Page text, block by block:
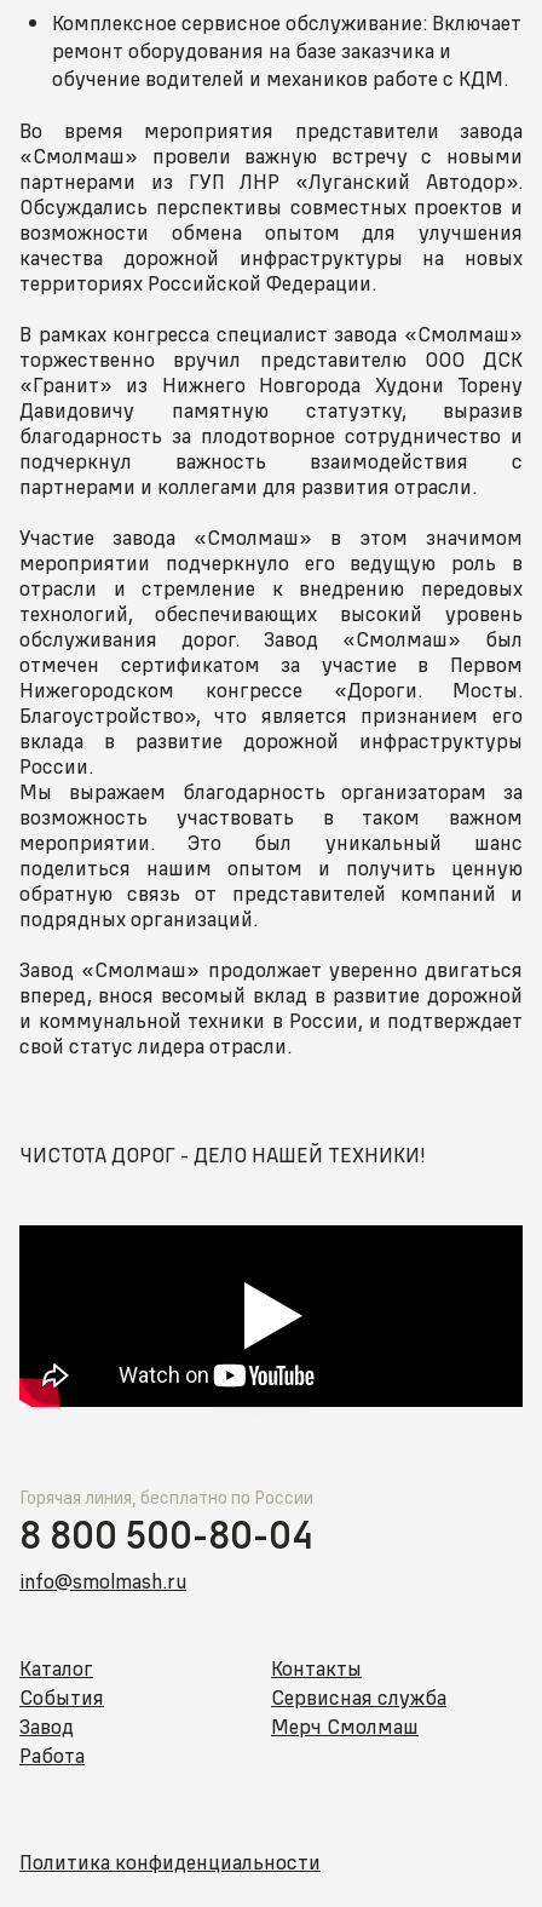
Комплексное сервисное обслуживание: Включает
ремонт оборудования на базе заказчика и
обучение водителей и механиков работе с КДМ.
Во время мероприятия представители завода
«Смолмаш» провели важную встречу с новыми
партнерами из ГУП ЛНР «Луганский Автодор».
Обсуждались перспективы совместных проектов и
возможности обмена опытом для улучшения
качества дорожной инфраструктуры на новых
территориях Российской Федерации.
В рамках конгресса специалист завода «Смолмаш»
торжественно вручил представителю ООО ДСК
«Гранит» из Нижнего Новгорода Худони Торену
Давидовичу памятную статуэтку, выразив
благодарность за плодотворное сотрудничество и
подчеркнул важность взаимодействия с
партнерами и коллегами для развития отрасли.
Участие завода «Смолмаш» в этом значимом
мероприятии подчеркнуло его ведущую роль в
отрасли и стремление к внедрению передовых
технологий, обеспечивающих высокий уровень
обслуживания дорог. Завод «Смолмаш» был
отмечен сертификатом за участие в Первом
Нижегородском конгрессе «Дороги. Мосты.
Благоустройство», что является признанием его
вклада в развитие дорожной инфраструктуры
России.
Мы выражаем благодарность организаторам за
возможность участвовать в таком важном
мероприятии. Это был уникальный шанс
поделиться нашим опытом и получить ценную
обратную связь от представителей компаний и
подрядных организаций.
Завод «Смолмаш» продолжает уверенно двигаться
вперед, внося весомый вклад в развитие дорожной
и коммунальной техники в России, и подтверждает
свой статус лидера отрасли.
ЧИСТОТА ДОРОГ - ДЕЛО НАШЕЙ ТЕХНИКИ!
Каталог
События
Завод
Работа
Контакты
Сервисная служба
Мерч Смолмаш
Горячая линия, бесплатно по России
8 800 500-80-04
info@smolmash.ru
Политика конфиденциальности